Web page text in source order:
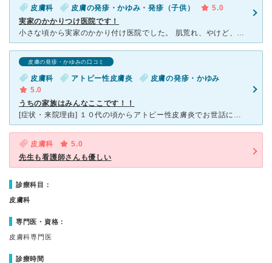
皮膚科 皮膚の発疹・かゆみ・発疹（子供）
5.0
実家のかかりつけ医院です！
小さな頃から実家のかかり付け医院でした。 肌荒れ、やけど、ニキビ、虫刺され、弟のアトピー、アレルギー、じんましん、水虫、湿疹、母の帯状疱疹 ありとあらゆる皮膚のトラブルで何かあったら直ぐに駆け込み
皮膚の発疹・かゆみの口コミ
皮膚科 アトピー性皮膚炎
皮膚の発疹・かゆみ
5.0
うちの家族はみんなここです！！
[症状・来院理由] １０代の頃からアトピー性皮膚炎でお世話になってます。初めは何か湿疹がよく出来て汗疹の酷くなった物かと思い受診。そこで初めて自分がアトピー性皮膚炎だと診断されました。他の病院にも行
皮膚科
5.0
先生も看護師さんも優しい
診療科目：
皮膚科
専門医・資格：
皮膚科専門医
診療時間